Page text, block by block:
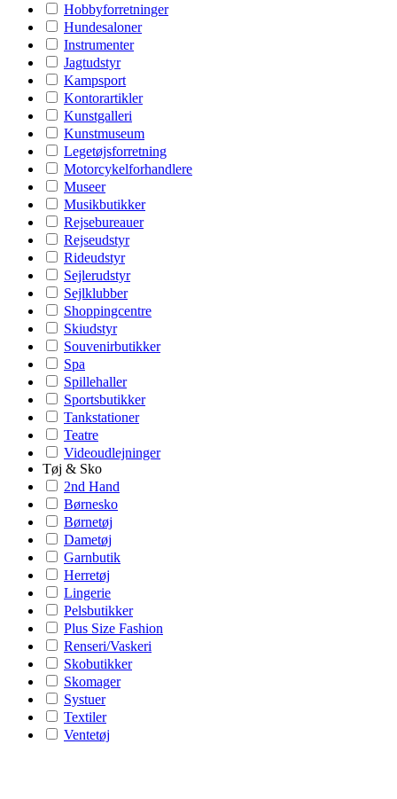
Hobbyforretninger
Hundesaloner
Instrumenter
Jagtudstyr
Kampsport
Kontorartikler
Kunstgalleri
Kunstmuseum
Legetøjsforretning
Motorcykelforhandlere
Museer
Musikbutikker
Rejsebureauer
Rejseudstyr
Rideudstyr
Sejlerudstyr
Sejlklubber
Shoppingcentre
Skiudstyr
Souvenirbutikker
Spa
Spillehaller
Sportsbutikker
Tankstationer
Teatre
Videoudlejninger
Tøj & Sko
2nd Hand
Børnesko
Børnetøj
Dametøj
Garnbutik
Herretøj
Lingerie
Pelsbutikker
Plus Size Fashion
Renseri/Vaskeri
Skobutikker
Skomager
Systuer
Textiler
Ventetøj